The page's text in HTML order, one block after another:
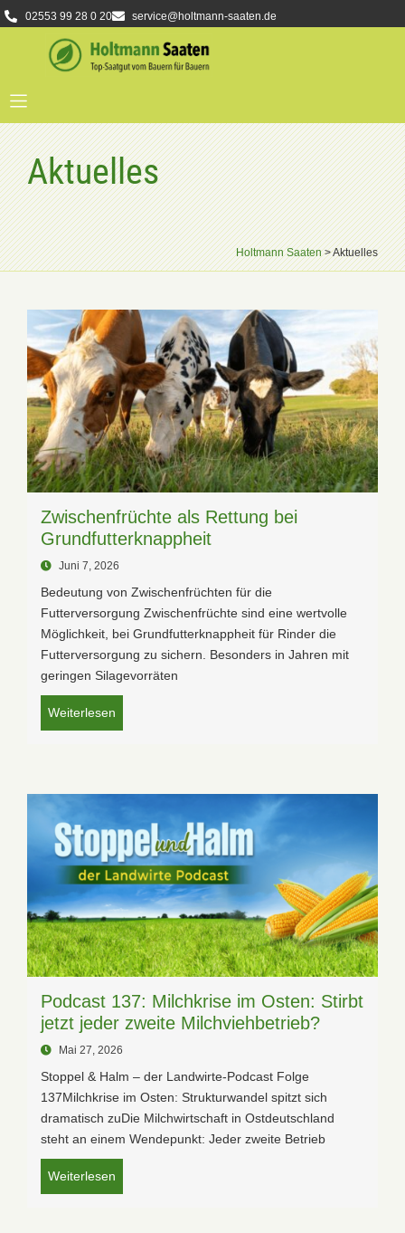
02553 99 28 0 20 service@holtmann-saaten.de
Aktuelles
Holtmann Saaten>Aktuelles
Zwischenfrüchte als Rettung bei
Grundfutterknappheit
Juni 7, 2026
Bedeutung von Zwischenfrüchten für die
Futterversorgung Zwischenfrüchte sind eine wertvolle
Möglichkeit, bei Grundfutterknappheit für Rinder die
Futterversorgung zu sichern. Besonders in Jahren mit
geringen Silagevorräten
Weiterlesen
Podcast 137: Milchkrise im Osten: Stirbt
jetzt jeder zweite Milchviehbetrieb?
Mai 27, 2026
Stoppel & Halm – der Landwirte-Podcast Folge
137Milchkrise im Osten: Strukturwandel spitzt sich
dramatisch zuDie Milchwirtschaft in Ostdeutschland
steht an einem Wendepunkt: Jeder zweite Betrieb
Weiterlesen